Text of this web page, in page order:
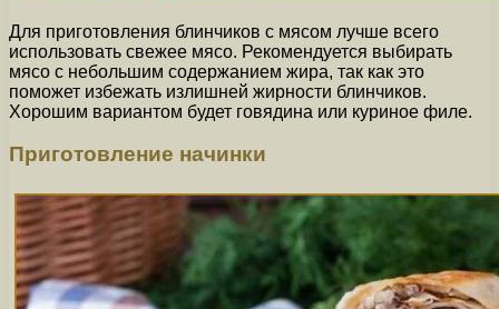
Для приготовления блинчиков с мясом лучше всего
использовать свежее мясо. Рекомендуется выбирать
мясо с небольшим содержанием жира, так как это
поможет избежать излишней жирности блинчиков.
Хорошим вариантом будет говядина или куриное филе.
Приготовление начинки